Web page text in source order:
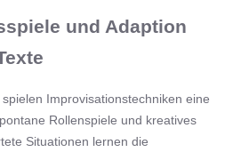
und Adaption
Improvisationstechniken eine
Rollenspiele und kreatives
Situationen lernen die